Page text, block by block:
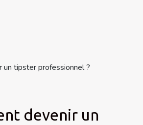
un tipster professionnel ?
devenir un